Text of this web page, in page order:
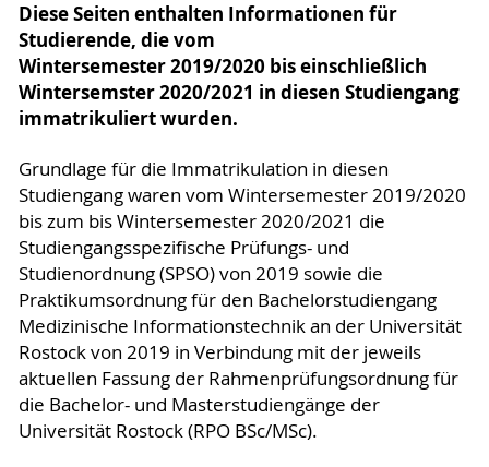
Diese Seiten enthalten Informationen für
Studierende, die vom
Wintersemester 2019/2020 bis einschließlich
Wintersemster 2020/2021 in diesen Studiengang
immatrikuliert wurden.
Grundlage für die Immatrikulation in diesen
Studiengang waren vom Wintersemester 2019/2020
bis zum bis Wintersemester 2020/2021 die
Studiengangsspezifische Prüfungs- und
Studienordnung (SPSO) von 2019 sowie die
Praktikumsordnung für den Bachelorstudiengang
Medizinische Informationstechnik an der Universität
Rostock von 2019 in Verbindung mit der jeweils
aktuellen Fassung der Rahmenprüfungsordnung für
die Bachelor- und Masterstudiengänge der
Universität Rostock (RPO BSc/MSc).